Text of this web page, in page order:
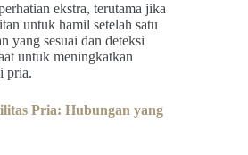
ekstra, terutama jika
untuk hamil setelah satu
yang sesuai dan deteksi
untuk meningkatkan
pria.
Pria: Hubungan yang